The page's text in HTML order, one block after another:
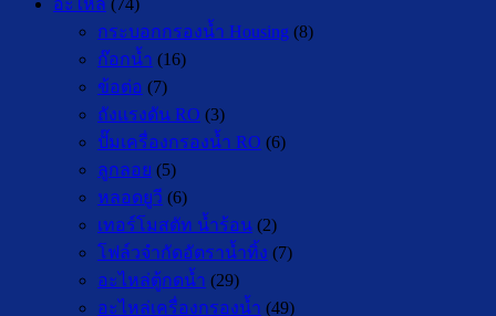
อะไหล่ (74)
กระบอกกรองน้ำ Housing (8)
ก๊อกน้ำ (16)
ข้อต่อ (7)
ถังแรงดัน RO (3)
ปั๊มเครื่องกรองน้ำ RO (6)
ลูกลอย (5)
หลอดยูวี (6)
เทอร์โมสตัท น้ำร้อน (2)
โฟล์วจำกัดอัตราน้ำทิ้ง (7)
อะไหล่ตู้กดน้ำ (29)
อะไหล่เครื่องกรองน้ำ (49)